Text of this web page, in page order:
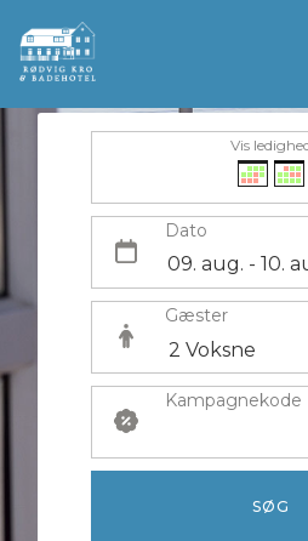
Nyd naturen,
Vis
Dato
Gæster
Kampagnekode
SØG